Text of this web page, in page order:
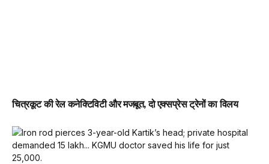
चित्रकूट की रेल कनेक्टिविटी और मजबूत, दो एक्सप्रेस ट्रेनों का विलय